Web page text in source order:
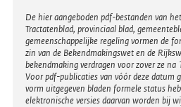
Disclaimer
De hier aangeboden pdf-bestanden van
Tractatenblad, provinciaal blad,
gemeenschappelijke regeling vormen de
zin van de Bekendmakingswet en de
bekendmaking verdragen voor zover ze
Voor pdf-publicaties van vóór deze datum
vorm uitgegeven bladen formele status
elektronische versies daarvan worden bij